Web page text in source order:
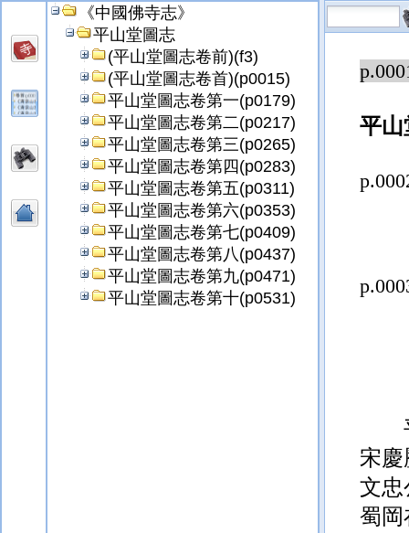
《中國佛寺志》
平山堂圖志
(平山堂圖志卷前)(f3)
(平山堂圖志卷首)(p0015)
平山堂圖志卷第一(p0179)
平山堂圖志卷第二(p0217)
平山堂圖志卷第三(p0265)
平山堂圖志卷第四(p0283)
平山堂圖志卷第五(p0311)
平山堂圖志卷第六(p0353)
平山堂圖志卷第七(p0409)
平山堂圖志卷第八(p0437)
平山堂圖志卷第九(p0471)
平山堂圖志卷第十(p0531)
平山
宋
文忠
蜀岡